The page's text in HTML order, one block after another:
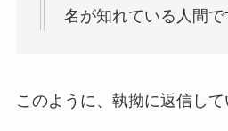
名が知れている人間で
このように、執拗に返信して